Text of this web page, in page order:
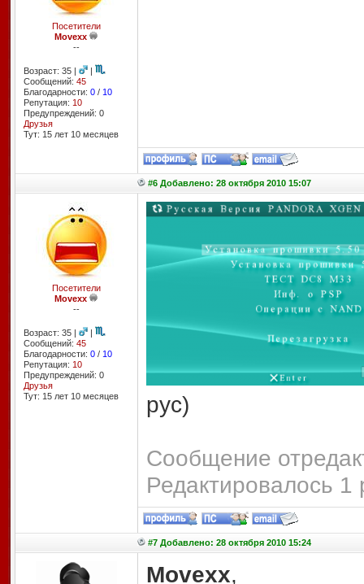
Посетители
Movexx
--
Возраст: 35 |
|
Сообщений: 45
Благодарности: 0/ 10
Репутация: 10
Предупреждений: 0
Друзья
Тут: 15 лет 10 месяцев
#6 Добавлено: 28 октября 2010 15:07
Посетители
Movexx
--
Возраст: 35 |
|
Сообщений: 45
Благодарности: 0/ 10
Репутация: 10
Предупреждений: 0
Друзья
Тут: 15 лет 10 месяцев
рус)
Сообщение
Редактировалось 1
#7 Добавлено: 28 октября 2010 15:24
Movexx,